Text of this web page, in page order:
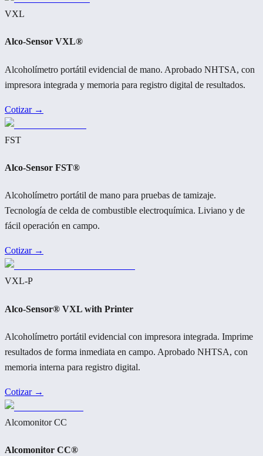
VXL
Alco-Sensor VXL®
Alcoholímetro portátil evidencial de mano. Aprobado NHTSA, con
impresora integrada y memoria para registro digital de resultados.
Cotizar →
FST
Alco-Sensor FST®
Alcoholímetro portátil de mano para pruebas de tamizaje.
Tecnología de celda de combustible electroquímica. Liviano y de
fácil operación en campo.
Cotizar →
VXL-P
Alco-Sensor® VXL with Printer
Alcoholímetro portátil evidencial con impresora integrada. Imprime
resultados de forma inmediata en campo. Aprobado NHTSA, con
memoria interna para registro digital.
Cotizar →
Alcomonitor CC
Alcomonitor CC®